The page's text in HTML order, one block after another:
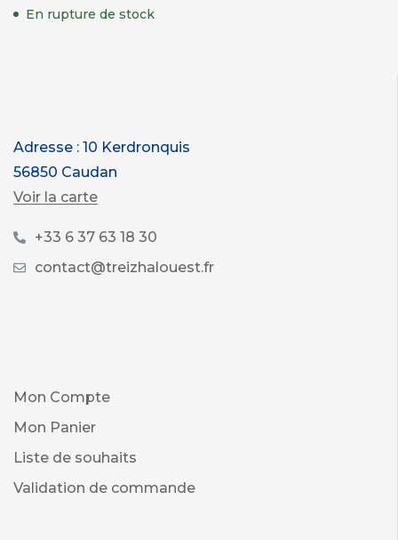
En rupture de stock
Adresse : 10 Kerdronquis
56850 Caudan
Voir la carte
+33 6 37 63 18 30
contact@treizhalouest.fr
Mon Compte
Mon Panier
Liste de souhaits
Validation de commande